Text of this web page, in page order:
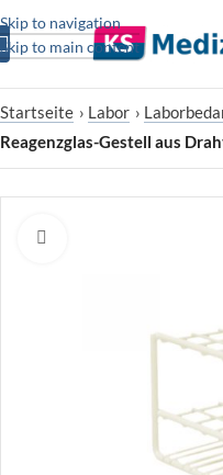
Skip to navigation
Skip to main content
Startseite › Labor ›
Reagenzglas-Gestell aus